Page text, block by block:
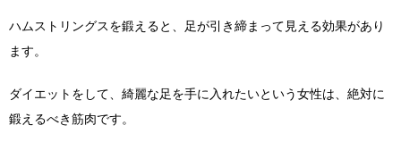
ハムストリングスを鍛えると、足が引き締まって見える効果があり
ます。
ダイエットをして、綺麗な足を手に入れたいという女性は、絶対に
鍛えるべき筋肉です。